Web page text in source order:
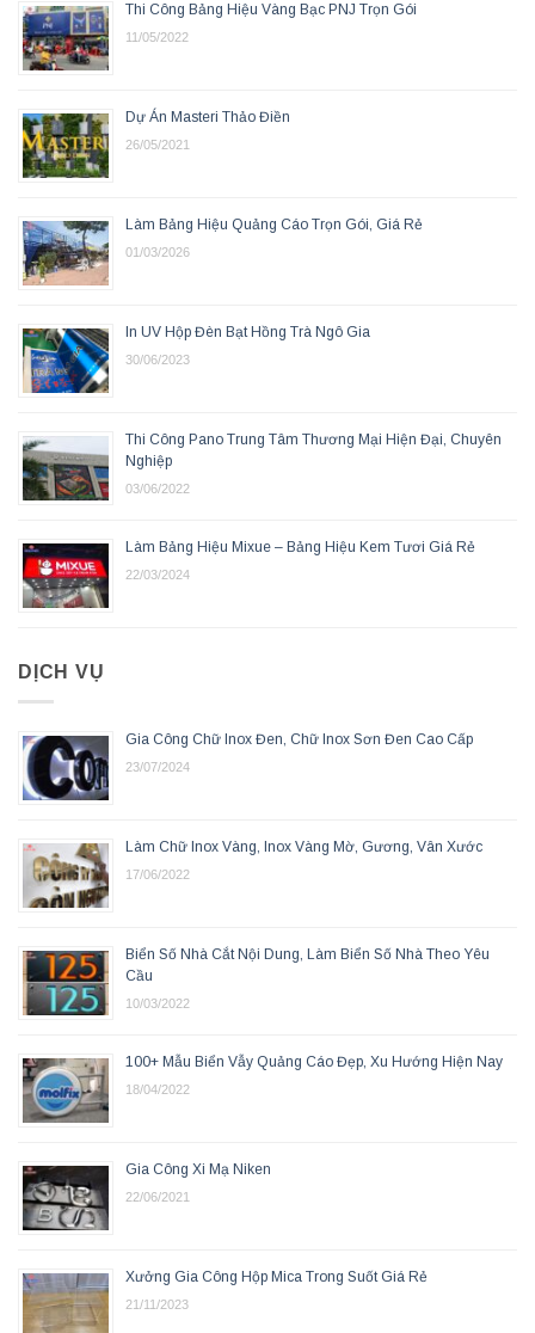
Thi Công Bảng Hiệu Vàng Bạc PNJ Trọn Gói
11/05/2022
Dự Án Masteri Thảo Điền
26/05/2021
Làm Bảng Hiệu Quảng Cáo Trọn Gói, Giá Rẻ
01/03/2026
In UV Hộp Đèn Bạt Hồng Trà Ngô Gia
30/06/2023
Thi Công Pano Trung Tâm Thương Mại Hiện Đại, Chuyên
Nghiệp
03/06/2022
Làm Bảng Hiệu Mixue – Bảng Hiệu Kem Tươi Giá Rẻ
22/03/2024
DỊCH VỤ
Gia Công Chữ Inox Đen, Chữ Inox Sơn Đen Cao Cấp
23/07/2024
Làm Chữ Inox Vàng, Inox Vàng Mờ, Gương, Vân Xước
17/06/2022
Biển Số Nhà Cắt Nội Dung, Làm Biển Số Nhà Theo Yêu
Cầu
10/03/2022
100+ Mẫu Biển Vẫy Quảng Cáo Đẹp, Xu Hướng Hiện Nay
18/04/2022
Gia Công Xi Mạ Niken
22/06/2021
Xưởng Gia Công Hộp Mica Trong Suốt Giá Rẻ
21/11/2023